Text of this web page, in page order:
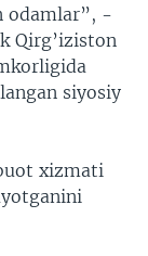
odamlar”, -
Qirg’iziston
siyosiy
xizmati